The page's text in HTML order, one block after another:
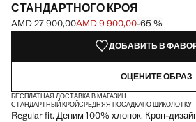
СТАНДАРТНОГО КРОЯ
Начальная цена зачеркнута [AMD 27
AMD 27 900,00
Текущая цена [AMD 9 900,00 ]
AMD 9 900,00-65 %
ДОБАВИТЬ В
ОЦЕНИТЕ ОБРАЗ
БЕСПЛАТНАЯ ДОСТАВКА В МАГАЗИН
СТАНДАРТНЫЙ КРОЙСРЕДНЯЯ ПОСАДКАПО ЩИКОЛОТКУ
Regular fit. Деним 100% хлопок. Кроп-